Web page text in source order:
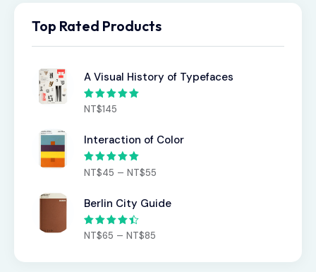
Top Rated Products
A Visual History of Typefaces
評分 5.00
滿分 5
NT$145
Interaction of Color
評分5.00
滿分 5
NT$45 – NT$55
Berlin City Guide
評分
4.50
NT$65 – NT$85